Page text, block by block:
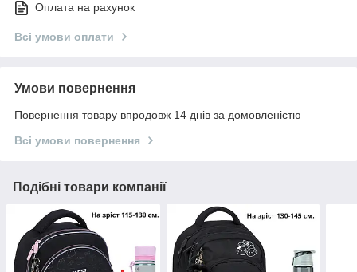
Оплата на рахунок
Всі умови оплати
Умови повернення
Повернення товару впродовж 14 днів за домовленістю
Всі умови повернення
Подібні товари компанії